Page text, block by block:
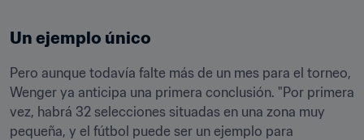
Un ejemplo único
Pero aunque todavía falte más de un mes para el torneo,
Wenger ya anticipa una primera conclusión. "Por primera
vez, habrá 32 selecciones situadas en una zona muy
pequeña, y el fútbol puede ser un ejemplo para